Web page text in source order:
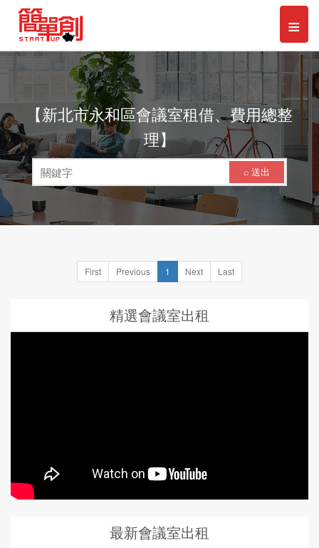
≡
【新北市永和區會議室租借、費用總整
理】
⌕ 送出
First Previous 1 Next Last
精選會議室出租
最新會議室出租